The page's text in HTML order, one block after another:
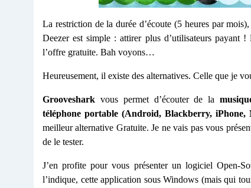
La restriction de la durée d’écoute (5 heures par
Deezer est simple : attirer plus d’utilisateurs payant
l’offre gratuite. Bah voyons…
Heureusement, il existe des alternatives. Celle que je
Grooveshark vous permet d’écouter de la
téléphone portable (Android, Blackberry, iPhone,
meilleur alternative Gratuite. Je ne vais pas vous
de le tester.
J’en profite pour vous présenter un logiciel Open-
l’indique, cette application sous Windows (mais qui